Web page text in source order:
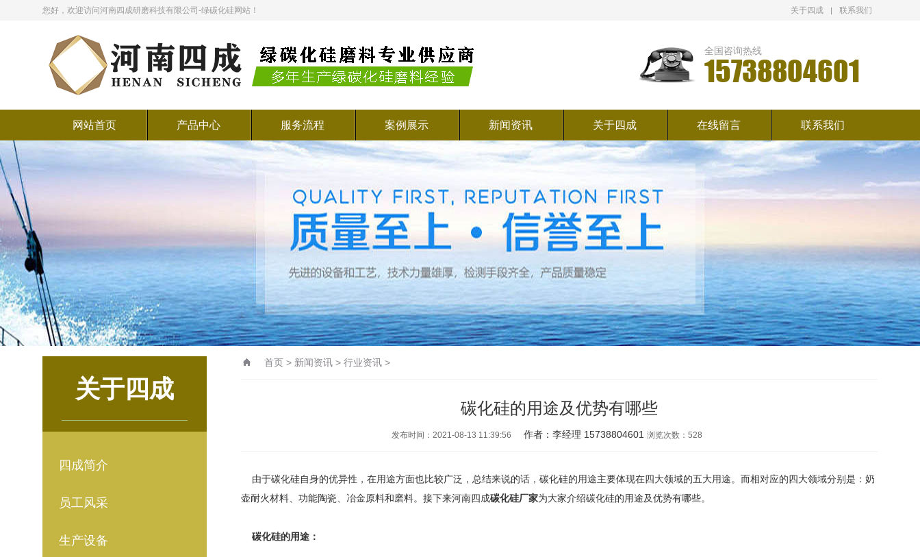
您好，欢迎访问河南四成研磨科技有限公司-绿碳化硅网站！ 关于四成 联系我们
全国咨询热线
15738804601
网站首页 产品中心 服务流程 案例展示 新闻资讯 关于四成 在线留言 联系我们
关于四成
四成简介
员工风采
生产设备
首页 > 新闻资讯 > 行业资讯 >
碳化硅的用途及优势有哪些
发布时间：2021-08-13 11:39:56 作者：李经理 15738804601 浏览次数： 528
由于碳化硅自身的优异性，在用途方面也比较广泛，总结来说的话，碳化硅的用途主要体现在四大领域的五大用途。而相对应的四大领域分别是：奶
壶耐火材料、功能陶瓷、冶金原料和磨料。接下来河南四成碳化硅厂家为大家介绍碳化硅的用途及优势有哪些。
碳化硅的用途：